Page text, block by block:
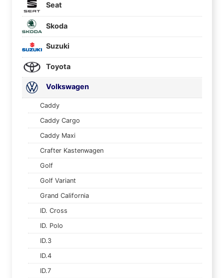
Seat
Skoda
Suzuki
Toyota
Volkswagen
Caddy
Caddy Cargo
Caddy Maxi
Crafter Kastenwagen
Golf
Golf Variant
Grand California
ID. Cross
ID. Polo
ID.3
ID.4
ID.7